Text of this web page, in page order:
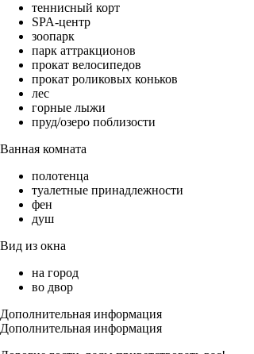
теннисный корт
SPA-центр
зоопарк
парк аттракционов
прокат велосипедов
прокат роликовых коньков
лес
горные лыжи
пруд/озеро поблизости
Ванная комната
полотенца
туалетные принадлежности
фен
душ
Вид из окна
на город
во двор
Дополнительная информация
Дополнительная информация